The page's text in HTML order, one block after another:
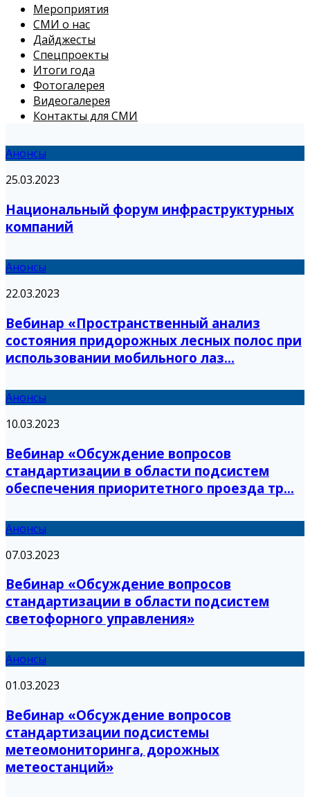
Мероприятия
СМИ о нас
Дайджесты
Спецпроекты
Итоги года
Фотогалерея
Видеогалерея
Контакты для СМИ
Анонсы
25.03.2023
Национальный форум инфраструктурных
компаний
Анонсы
22.03.2023
Вебинар «Пространственный анализ
состояния придорожных лесных полос при
использовании мобильного лаз...
Анонсы
10.03.2023
Вебинар «Обсуждение вопросов
стандартизации в области подсистем
обеспечения приоритетного проезда тр...
Анонсы
07.03.2023
Вебинар «Обсуждение вопросов
стандартизации в области подсистем
светофорного управления»
Анонсы
01.03.2023
Вебинар «Обсуждение вопросов
стандартизации подсистемы
метеомониторинга, дорожных
метеостанций»